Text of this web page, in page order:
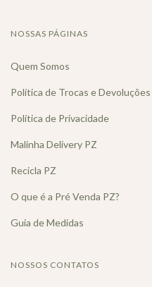
NOSSAS PÁGINAS
Quem Somos
Política de Trocas e Devoluções
Política de Privacidade
Malinha Delivery PZ
Recicla PZ
O que é a Pré Venda PZ?
Guia de Medidas
NOSSOS CONTATOS